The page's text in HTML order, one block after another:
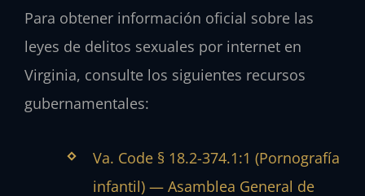
Para obtener información oficial sobre las
leyes de delitos sexuales por internet en
Virginia, consulte los siguientes recursos
gubernamentales:
Va. Code § 18.2-374.1:1 (Pornografía
infantil) — Asamblea General de